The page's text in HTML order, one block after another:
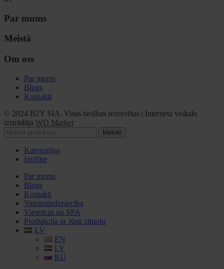
Par mums
Meistä
Om oss
Par mums
Blogs
Kontakti
© 2024 B2Y SIA. Visas tiesības rezervētas | Interneta veikalu
izstrādāja WD Market
Meklēt
Kategorijas
Izvēlne
Par mums
Blogs
Kontakti
Vairumtirdzniecība
Viesnīcas un SPA
Produkcija ar Jūsu zīmolu
LV
EN
LV
RU